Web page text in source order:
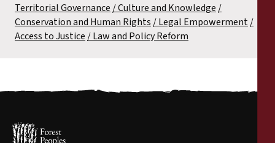
Territorial Governance Culture and Knowledge
Conservation and Human Rights
Legal Empowerment
Access to Justice
Law and Policy Reform